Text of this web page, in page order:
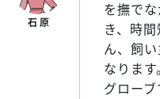
を撫で
き、時
ん、飼
なりま
グロー